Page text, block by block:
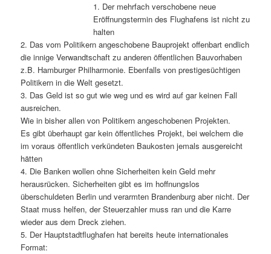
1. Der mehrfach verschobene neue
Eröffnungstermin des Flughafens ist nicht zu
halten
2. Das vom Politikern angeschobene Bauprojekt offenbart endlich
die innige Verwandtschaft zu anderen öffentlichen Bauvorhaben
z.B. Hamburger Philharmonie. Ebenfalls von prestigesüchtigen
Politikern in die Welt gesetzt.
3. Das Geld ist so gut wie weg und es wird auf gar keinen Fall
ausreichen.
Wie in bisher allen von Politikern angeschobenen Projekten.
Es gibt überhaupt gar kein öffentliches Projekt, bei welchem die
im voraus öffentlich verkündeten Baukosten jemals ausgereicht
hätten
4. Die Banken wollen ohne Sicherheiten kein Geld mehr
herausrücken. Sicherheiten gibt es im hoffnungslos
überschuldeten Berlin und verarmten Brandenburg aber nicht. Der
Staat muss helfen, der Steuerzahler muss ran und die Karre
wieder aus dem Dreck ziehen.
5. Der Hauptstadtflughafen hat bereits heute internationales
Format: